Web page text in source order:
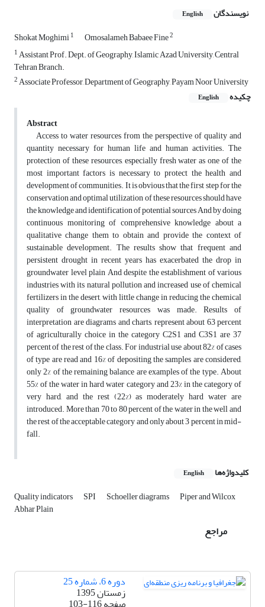
نویسندگان English
Shokat Moghimi1 Omosalameh Babaee Fine2
1Assistant Prof. Dept. of Geography, Islamic Azad University, Central
Tehran Branch.
2Associate Professor, Department of Geography, Payam Noor University
چکیده
English
Abstract
Access to water resources from the perspective of quality and
quantity necessary for human life and human activities. The
protection of these resources, especially fresh water as one of the
most important factors is necessary to protect the health and
development of communities. It is obvious that the first step for the
conservation and optimal utilization of these resources should have
the knowledge and identification of potential sources And by doing
continuous monitoring of comprehensive knowledge about a
qualitative change them to obtain and provide the context of
sustainable development. The results show that frequent and
persistent drought in recent years has exacerbated the drop in
groundwater level plain And despite the establishment of various
industries with its natural pollution and increased use of chemical
fertilizers in the desert, with little change in reducing the chemical
quality of groundwater resources was made. Results of
interpretation are diagrams and charts, represent about 63 percent
of agriculturally choice in the category C2S1 and C3S1 are 37
percent of the rest of the class. For industrial use about 82% of cases
of type are read and 16% of depositing the samples are considered,
only 2% of the remaining balance are examples of the type. About
55% of the water in hard water category and 23% in the category of
very hard, and the rest (22%) as moderately hard water are
introduced. More than 70 to 80 percent of the water in the well and
the rest of the acceptable category and only about 3 percent in mid-
fall.
کلیدواژه‌ها English
Quality indicators SPI Schoeller diagrams Piper and Wilcox
Abhar Plain
مراجع
دوره 6، شماره 25
زمستان 1395